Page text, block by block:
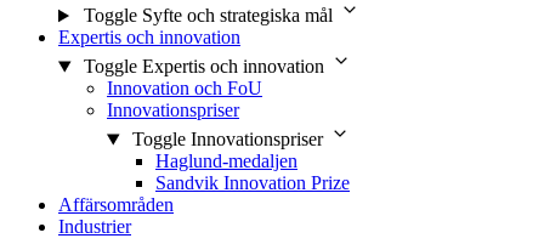
Toggle Syfte och strategiska mål
Expertis och innovation
Toggle Expertis och innovation
Innovation och FoU
Innovationspriser
Toggle Innovationspriser
Haglund-medaljen
Sandvik Innovation Prize
Affärsområden
Industrier